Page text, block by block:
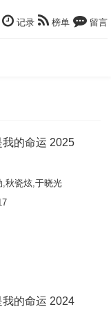
记录 榜单 留言
的命运 2025
,秋瓷炫,于晓光
的命运 2024